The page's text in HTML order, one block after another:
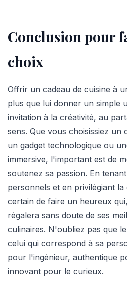
Conclusion pour
choix
Offrir un cadeau de cuisine à
plus que lui donner un simple
invitation à la créativité, au
sens. Que vous choisissiez un
un gadget technologique ou
immersive, l'important est de
soutenez sa passion. En
personnels et en privilégiant la
certain de faire un heureux
régalera sans doute de ses
culinaires. N'oubliez pas que
celui qui correspond à sa
pour l'ingénieur, authentique
innovant pour le curieux.